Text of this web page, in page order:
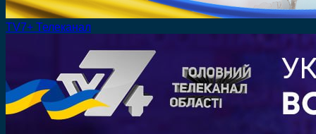
TV7+ Телеканал